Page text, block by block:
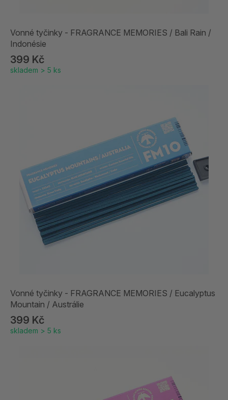
Vonné tyčinky - FRAGRANCE MEMORIES / Bali Rain /
Indonésie
399 Kč
skladem > 5 ks
Vonné tyčinky - FRAGRANCE MEMORIES / Eucalyptus
Mountain / Austrálie
399 Kč
skladem > 5 ks